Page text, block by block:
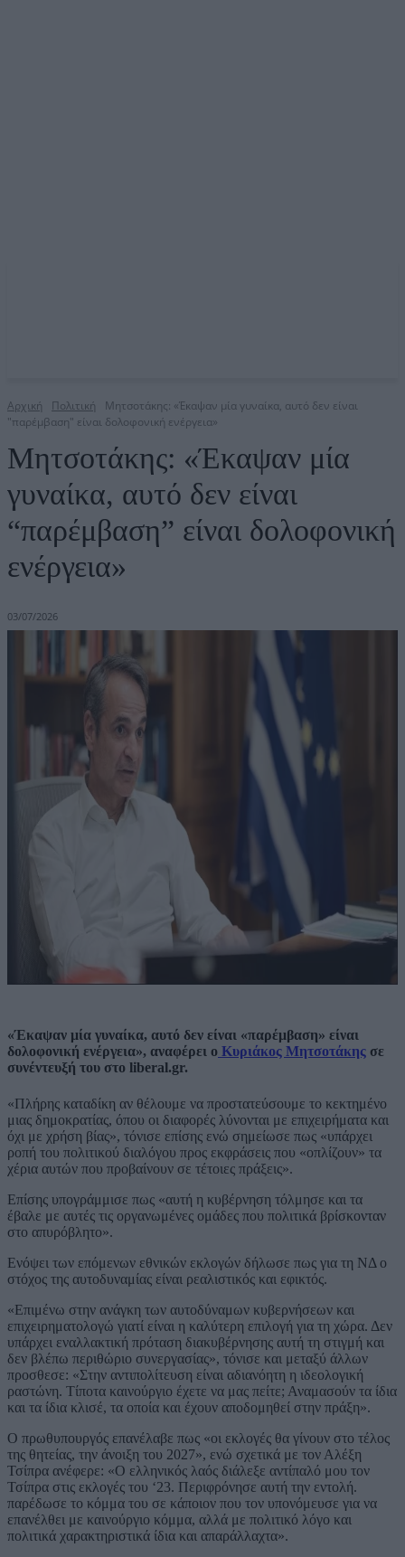
Αρχική Πολιτική
Μητσοτάκης: «Έκαψαν μία γυναίκα, αυτό δεν είναι
"παρέμβαση" είναι δολοφονική ενέργεια»
Μητσοτάκης: «Έκαψαν μία
γυναίκα, αυτό δεν είναι
“παρέμβαση” είναι δολοφονική
ενέργεια»
03/07/2026
«Έκαψαν μία γυναίκα, αυτό δεν είναι «παρέμβαση» είναι
δολοφονική ενέργεια», αναφέρει ο Κυριάκος Μητσοτάκης σε
συνέντευξή του στο liberal.gr.
«Πλήρης καταδίκη αν θέλουμε να προστατεύσουμε το κεκτημένο
μιας δημοκρατίας, όπου οι διαφορές λύνονται με επιχειρήματα και
όχι με χρήση βίας», τόνισε επίσης ενώ σημείωσε πως «υπάρχει
ροπή του πολιτικού διαλόγου προς εκφράσεις που «οπλίζουν» τα
χέρια αυτών που προβαίνουν σε τέτοιες πράξεις».
Επίσης υπογράμμισε πως «αυτή η κυβέρνηση τόλμησε και τα
έβαλε με αυτές τις οργανωμένες ομάδες που πολιτικά βρίσκονταν
στο απυρόβλητο».
Ενόψει των επόμενων εθνικών εκλογών δήλωσε πως για τη ΝΔ ο
στόχος της αυτοδυναμίας είναι ρεαλιστικός και εφικτός.
«Επιμένω στην ανάγκη των αυτοδύναμων κυβερνήσεων και
επιχειρηματολογώ γιατί είναι η καλύτερη επιλογή για τη χώρα. Δεν
υπάρχει εναλλακτική πρόταση διακυβέρνησης αυτή τη στιγμή και
δεν βλέπω περιθώριο συνεργασίας», τόνισε και μεταξύ άλλων
προσθεσε: «Στην αντιπολίτευση είναι αδιανόητη η ιδεολογική
ραστώνη. Τίποτα καινούργιο έχετε να μας πείτε; Αναμασούν τα ίδια
και τα ίδια κλισέ, τα οποία και έχουν αποδομηθεί στην πράξη».
Ο πρωθυπουργός επανέλαβε πως «οι εκλογές θα γίνουν στο τέλος
της θητείας, την άνοιξη του 2027», ενώ σχετικά με τον Αλέξη
Τσίπρα ανέφερε: «Ο ελληνικός λαός διάλεξε αντίπαλό μου τον
Τσίπρα στις εκλογές του ‘23. Περιφρόνησε αυτή την εντολή.
παρέδωσε το κόμμα του σε κάποιον που τον υπονόμευσε για να
επανέλθει με καινούργιο κόμμα, αλλά με πολιτικό λόγο και
πολιτικά χαρακτηριστικά ίδια και απαράλλαχτα».